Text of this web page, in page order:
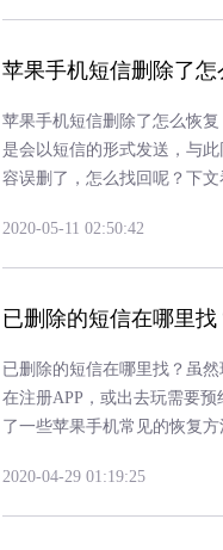
苹果手机短信删除了怎
苹果手机短信删除了怎么恢
是会以短信的形式发送，与
容误删了，怎么找回呢？下文
2020-05-11 02:50:42
已删除的短信在哪里
已删除的短信在哪里找？虽
在注册APP，或出去玩需要
了一些苹果手机常见的恢复方
2020-04-29 01:19:25